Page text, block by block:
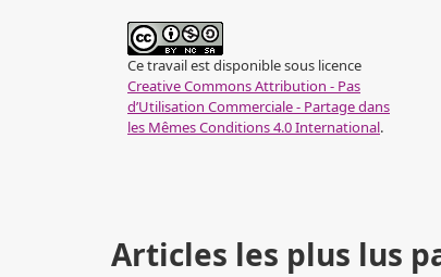
Ce travail est disponible sous licence
Creative Commons Attribution - Pas
d’Utilisation Commerciale - Partage dans
les Mêmes Conditions 4.0 International.
Articles les plus lus